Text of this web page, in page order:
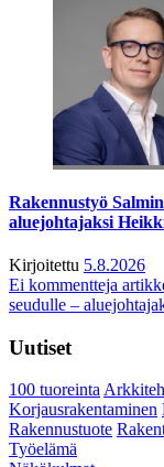
Rakennustyö
aluejohtajaksi
Kirjoitettu 5.8.2026
Ei kommentteja
seudulle –
Uutiset
100 tuoreinta
Korjausrakentaminen
Rakennustuote
Työelämä